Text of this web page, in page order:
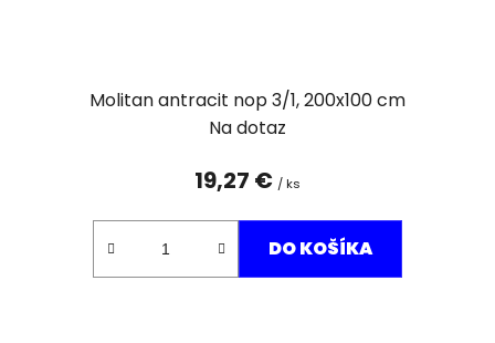
Molitan antracit nop 3/1, 200x100 cm
Na dotaz
19,27 € / ks
DO KOŠÍKA